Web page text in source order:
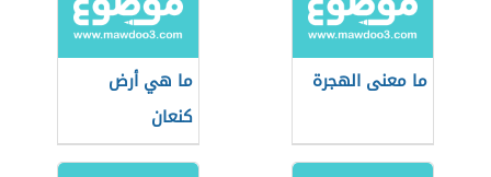
ما معنى الهجرة
ما هي أرض
كنعان